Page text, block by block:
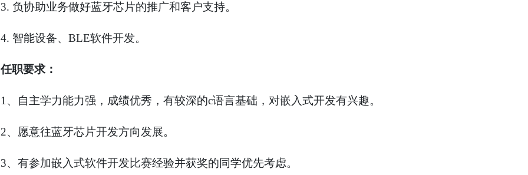
3. 负协助业务做好蓝牙芯片的推广和客户支持。
4. 智能设备、 BLE软件开发。
任职要求：
1 、自主学力能力强，成绩优秀，有较深的c语言基础，对嵌入式开发有兴趣。
2、愿意往蓝牙芯片开发方向发展。
3、有参加嵌入式软件开发比赛经验并获奖的同学优先考虑。